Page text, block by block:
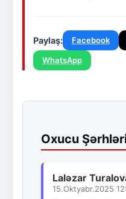
Paylaş: Facebook
WhatsApp
Oxucu
Laləzar
15.Oktyabr.2025